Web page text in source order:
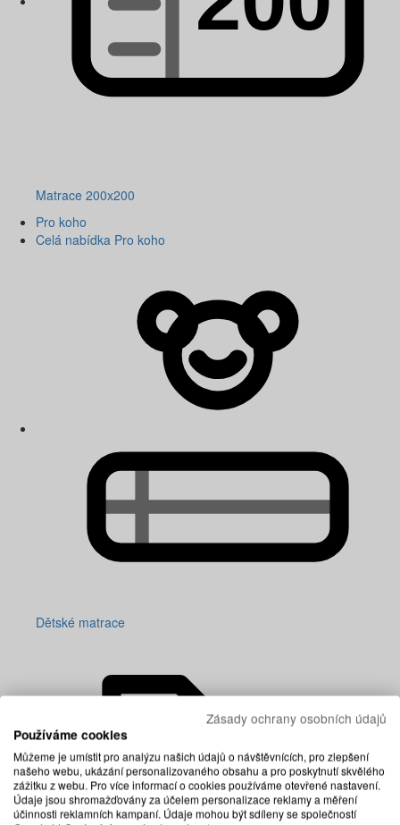
Matrace 200x200
Pro koho
Celá nabídka Pro koho
Dětské matrace
Zásady ochrany osobních údajů
Používáme cookies
Můžeme je umístit pro analýzu našich údajů o návštěvnících, pro zlepšení
našeho webu, ukázání personalizovaného obsahu a pro poskytnutí skvělého
zážitku z webu. Pro více informací o cookies používáme otevřené nastavení.
Údaje jsou shromažďovány za účelem personalizace reklamy a měření
účinnosti reklamních kampaní. Údaje mohou být sdíleny se společností